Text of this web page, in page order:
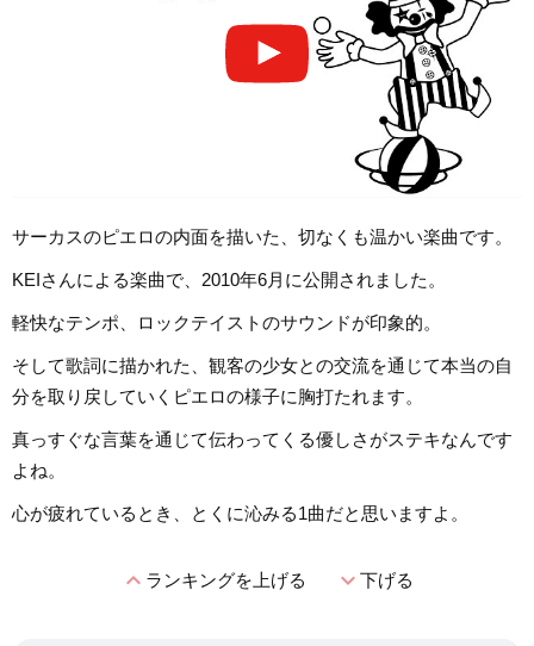
サーカスのピエロの内面を描いた、切なくも温かい楽曲です。
KEIさんによる楽曲で、2010年6月に公開されました。
軽快なテンポ、ロックテイストのサウンドが印象的。
そして歌詞に描かれた、観客の少女との交流を通じて本当の自
分を取り戻していくピエロの様子に胸打たれます。
真っすぐな言葉を通じて伝わってくる優しさがステキなんです
よね。
心が疲れているとき、とくに沁みる1曲だと思いますよ。
expand_lessランキングを上げる expand_more下げる